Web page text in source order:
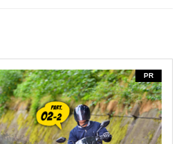
PR